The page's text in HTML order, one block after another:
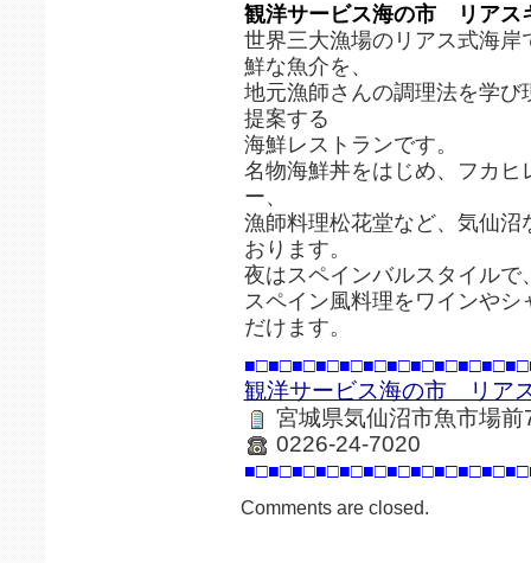
観洋サービス海の市 リアス
世界三大漁場のリアス式海
鮮な魚介を、
地元漁師さんの調理法を学
提案する
海鮮レストランです。
名物海鮮丼をはじめ、フカ
ー、
漁師料理松花堂など、気仙
おります。
夜はスペインバルスタイルで
スペイン風料理をワインや
だけます。
観洋サービス海の市 リア
宮城県気仙沼市魚市場
0226-24-7020
Comments are closed.